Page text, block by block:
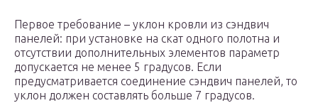
Первое требование – уклон кровли из сэндвич
панелей: при установке на скат одного полотна и
отсутствии дополнительных элементов параметр
допускается не менее 5 градусов. Если
предусматривается соединение сэндвич панелей, то
уклон должен составлять больше 7 градусов.